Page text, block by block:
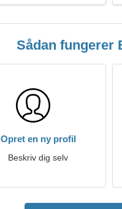
Sådan fungerer
Opret en ny profil
Beskriv dig selv